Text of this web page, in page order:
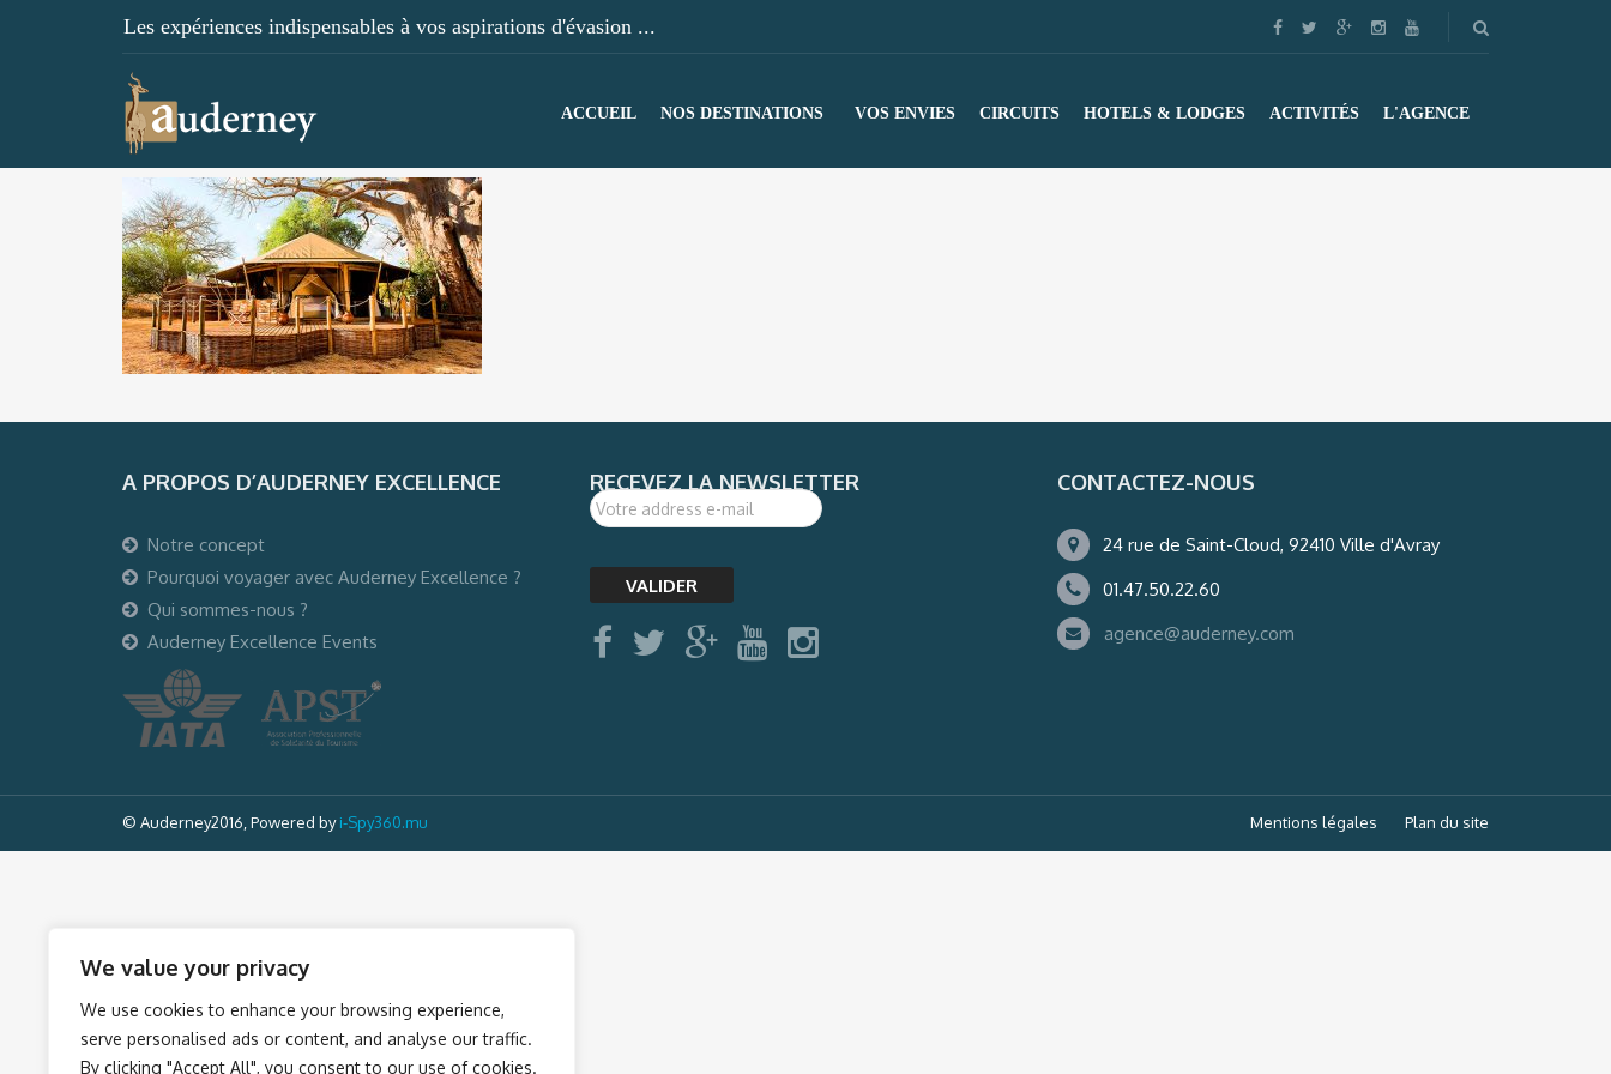
We value your privacy
We use cookies to enhance your browsing experience,
serve personalised ads or content, and analyse our traffic.
By clicking "Accept All", you consent to our use of cookies.
Les expériences indispensables à vos aspirations d'évasion ...
ACCUEIL NOS DESTINATIONS VOS ENVIES CIRCUITS HOTELS & LODGES ACTIVITÉS L'AGENCE
A PROPOS D’AUDERNEY EXCELLENCE
Notre concept
Pourquoi voyager avec Auderney Excellence ?
Qui sommes-nous ?
Auderney Excellence Events
RECEVEZ LA NEWSLETTER CONTACTEZ-NOUS
24 rue de Saint-Cloud, 92410 Ville d'Avray
01.47.50.22.60
agence@auderney.com
© Auderney2016, Powered byi-Spy360.mu Mentions légales Plan du site